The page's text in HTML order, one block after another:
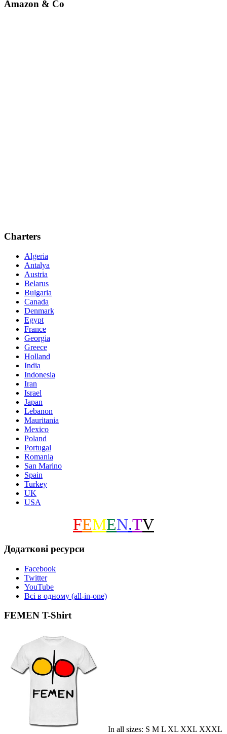
Amazon & Co
Charters
Algeria
Antalya
Austria
Belarus
Bulgaria
Canada
Denmark
Egypt
France
Georgia
Greece
Holland
India
Indonesia
Iran
Israel
Japan
Lebanon
Mauritania
Mexico
Poland
Portugal
Romania
San Marino
Spain
Turkey
UK
USA
FEMEN.TV
Додаткові ресурси
Facebook
Twitter
YouTube
Всі в одному (all-in-one)
FEMEN T-Shirt
In all sizes: S M L XL XXL XXXL